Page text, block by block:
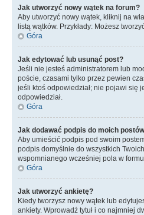
Jak utworzyć nowy wątek na forum?
Aby utworzyć nowy wątek, kliknij na
listą wątków. Przykłady: Możesz
Góra
Jak edytować lub usunąć post?
Jeśli nie jesteś administratorem lub
poście, czasami tylko przez pewien
jeśli ktoś odpowiedział; nie pojawi się
odpowiedział.
Góra
Jak dodawać podpis do moich
Aby umieścić podpis pod swoim
podpis domyślnie do wszystkich
wspomnianego wcześniej pola w
Góra
Jak utworzyć ankietę?
Kiedy tworzysz nowy wątek lub
ankiety. Wprowadź tytuł i co najmniej